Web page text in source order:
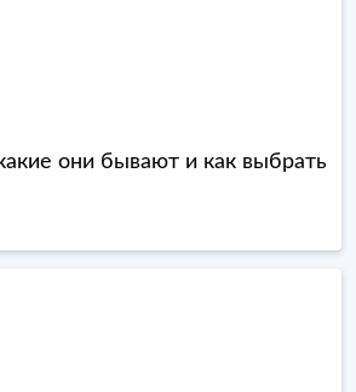
они бывают и как выбрать